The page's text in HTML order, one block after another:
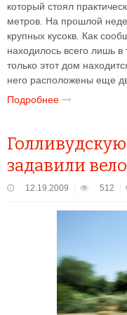
который стоял
метров. На прошлой
крупных кусокв. Как
находилось всего лишь
только этот дом
него расположены еще
Подробнее
задавили
12.19.2009 512